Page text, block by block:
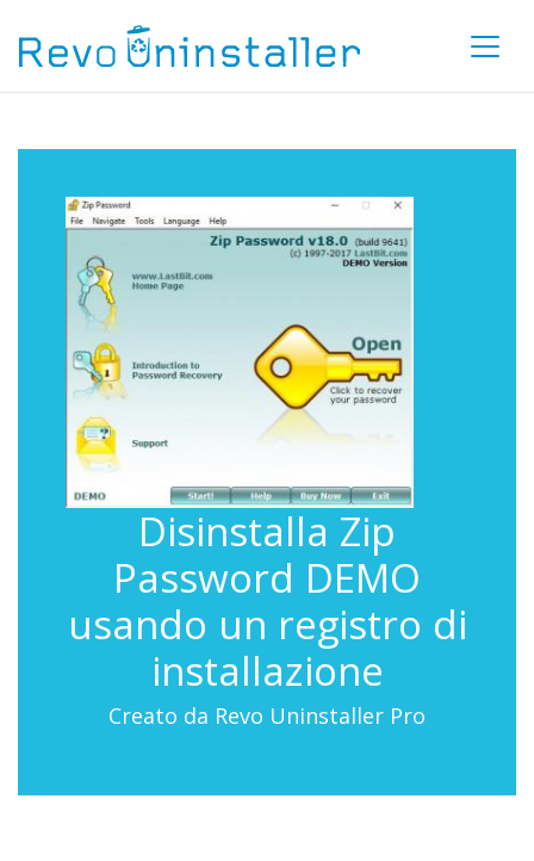
Disinstalla Zip
Password DEMO
usando un registro di
installazione
Creato da Revo Uninstaller Pro